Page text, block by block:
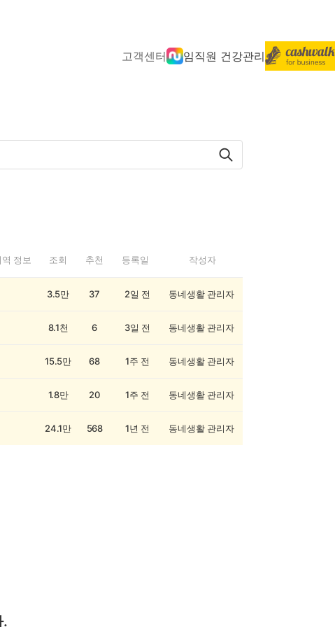
고객센터 임직원 건강관리
역 정보 조회 추천 등록일 작성자
3.5만 37 2일 전 동네생활 관리자
8.1천 6 3일 전 동네생활 관리자
15.5만 68 1주 전 동네생활 관리자
1.8만 20 1주 전 동네생활 관리자
24.1만 568 1년 전 동네생활 관리자
.